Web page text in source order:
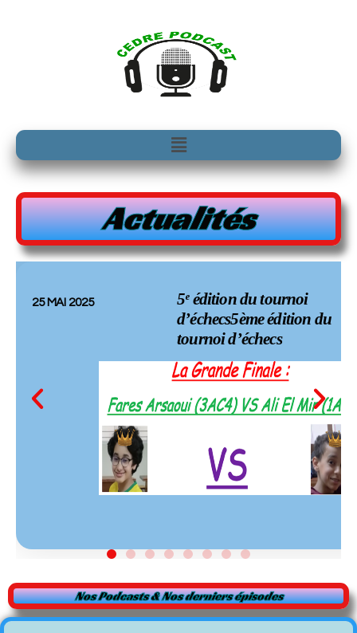
Menu
Actualités
25 MAI 2025
5ᵉ édition du tournoi
d’échecs5ème édition du
tournoi d’échecs
Nos Podcasts & Nos derniers épisodes